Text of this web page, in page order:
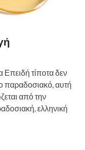
Επειδή τίποτα δεν
παραδοσιακό, αυτή
από την
ελληνική